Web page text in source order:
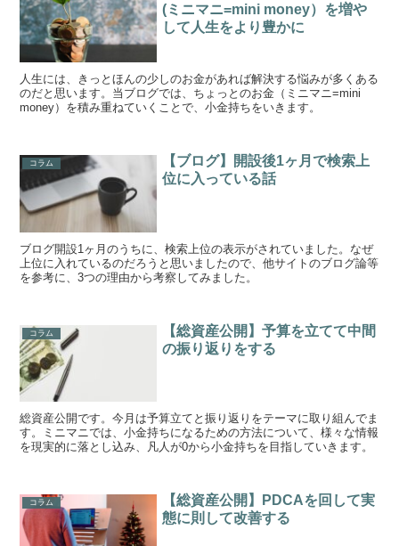
(ミニマニ=mini money）を増や
して人生をより豊かに
人生には、きっとほんの少しのお金があれば解決する悩みが多くある
のだと思います。当ブログでは、ちょっとのお金（ミニマニ=mini
money）を積み重ねていくことで、小金持ちをいきます。
コラム
【ブログ】開設後1ヶ月で検索上
位に入っている話
ブログ開設1ヶ月のうちに、検索上位の表示がされていました。なぜ
上位に入れているのだろうと思いましたので、他サイトのブログ論等
を参考に、3つの理由から考察してみました。
コラム
【総資産公開】予算を立てて中間
の振り返りをする
総資産公開です。今月は予算立てと振り返りをテーマに取り組んでま
す。ミニマニでは、小金持ちになるための方法について、様々な情報
を現実的に落とし込み、凡人が0から小金持ちを目指していきます。
コラム
【総資産公開】PDCAを回して実
態に則して改善する